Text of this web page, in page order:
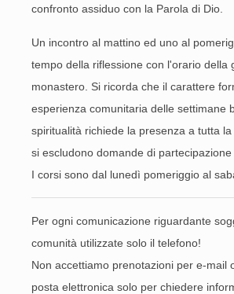
confronto assiduo con la Parola di Dio.
Un incontro al mattino ed uno al
tempo della riflessione con l'orario della
monastero. Si ricorda che il carattere
esperienza comunitaria delle settimane
spiritualità richiede la presenza a tutta
si escludono domande di partecipazione
I corsi sono dal lunedì pomeriggio al
Per ogni comunicazione riguardante
comunità utilizzate solo il telefono!
Non accettiamo prenotazioni per e-mail
posta elettronica solo per chiedere